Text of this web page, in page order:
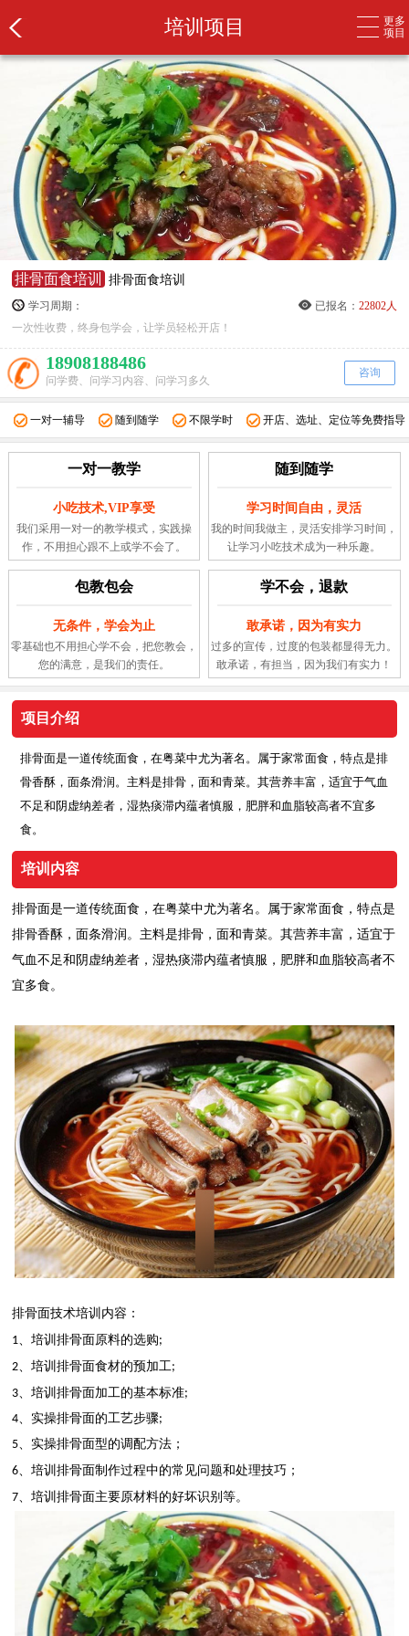
培训项目
更多
项目
排骨面食培训 排骨面食培训
学习周期： 已报名： 22802人
一次性收费，终身包学会，让学员轻松开店！
18908188486
问学费、问学习内容、问学习多久
咨询
一对一辅导 随到随学 不限学时 开店、选址、定位等免费指导
一对一教学
小吃技术,VIP享受
我们采用一对一的教学模式，实践操
作，不用担心跟不上或学不会了。
随到随学
学习时间自由，灵活
我的时间我做主，灵活安排学习时间，
让学习小吃技术成为一种乐趣。
包教包会
无条件，学会为止
零基础也不用担心学不会，把您教会，
您的满意，是我们的责任。
学不会，退款
敢承诺，因为有实力
过多的宣传，过度的包装都显得无力。
敢承诺，有担当，因为我们有实力！
项目介绍
排骨面是一道传统面食，在粤菜中尤为著名。属于家常面食，特点是排
骨香酥，面条滑润。主料是排骨，面和青菜。其营养丰富，适宜于气血
不足和阴虚纳差者，湿热痰滞内蕴者慎服，肥胖和血脂较高者不宜多
食。
培训内容
排骨面是一道传统面食，在粤菜中尤为著名。属于家常面食，特点是
排骨香酥，面条滑润。主料是排骨，面和青菜。其营养丰富，适宜于
气血不足和阴虚纳差者，湿热痰滞内蕴者慎服，肥胖和血脂较高者不
宜多食。
排骨面技术培训内容：
1、培训排骨面原料的选购;
2、培训排骨面食材的预加工;
3、培训排骨面加工的基本标准;
4、实操排骨面的工艺步骤;
5、实操排骨面型的调配方法；
6、培训排骨面制作过程中的常见问题和处理技巧；
7、培训排骨面主要原材料的好坏识别等。